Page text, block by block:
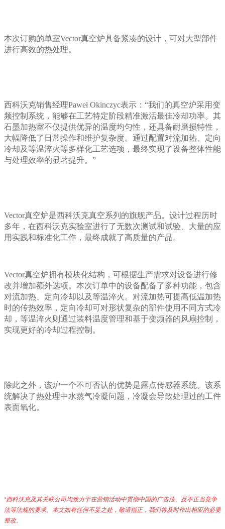
本次订购的单室Vector真空炉具备紧凑的设计，可对大型部件
进行高效的热处理。
西科沃克销售经理Paweł Okinczyc表示：“我们的真空炉采用变
频控制系统，能够在工艺特定阶段精准激活最佳冷却功率。其
石墨加热室不仅提供优异的温度均匀性，还具备耐磨损特性，
大幅降低了日常操作和维护复杂度。通过配置对流加热、定向
冷却及等温淬火等多样化工艺选项，最终实现了设备整体性能
与处理效率的显著提升。”
Vector真空炉是西科沃克真空系列的旗舰产品。设计过程历时
多年，在西科沃克实验室进行了无数次测试和试验、大量的应
用实践和标准化工作，最终成就了高质量的产品。
Vector真空炉拥有模块化结构，可根据生产需求对设备进行修
改并增加额外选项。本次订单中的设备配备了多种功能，包含
对流加热、定向冷却以及等温淬火。对流加热可提高低温加热
时的传热效率，定向冷却可对形状复杂的部件使用不同方式冷
却，等温淬火则通过装料温度管理和基于变频器的风扇控制，
实现更好的冷却过程控制。
除此之外，该炉一个不可否认的优势是露点传感器系统。该系
统解决了热处理中水蒸气冷凝问题，冷凝会导致处理过的工件
表面氧化。
*西科沃克及其关联公司均致力于在营销活动中贯彻中国的广告法、反不正当竞争
法等法规的要求。本文如有任何不妥之处，敬请指正，我们将及时作出相应的必要
整改。